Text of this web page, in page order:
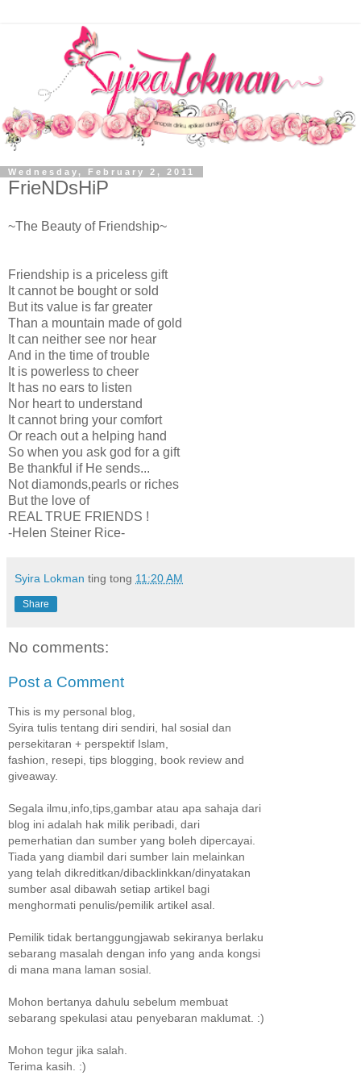
Wednesday, February 2, 2011
FrieNDsHiP
~The Beauty of Friendship~
Friendship is a priceless gift
It cannot be bought or sold
But its value is far greater
Than a mountain made of gold
It can neither see nor hear
And in the time of trouble
It is powerless to cheer
It has no ears to listen
Nor heart to understand
It cannot bring your comfort
Or reach out a helping hand
So when you ask god for a gift
Be thankful if He sends...
Not diamonds,pearls or riches
But the love of
REAL TRUE FRIENDS !
-Helen Steiner Rice-
Syira Lokman ting tong 11:20 AM
Share
No comments:
Post a Comment
This is my personal blog,
Syira tulis tentang diri sendiri, hal sosial dan
persekitaran + perspektif Islam,
fashion, resepi, tips blogging, book review and
giveaway.
Segala ilmu,info,tips,gambar atau apa sahaja dari
blog ini adalah hak milik peribadi, dari
pemerhatian dan sumber yang boleh dipercayai.
Tiada yang diambil dari sumber lain melainkan
yang telah dikreditkan/dibacklinkkan/dinyatakan
sumber asal dibawah setiap artikel bagi
menghormati penulis/pemilik artikel asal.
Pemilik tidak bertanggungjawab sekiranya berlaku
sebarang masalah dengan info yang anda kongsi
di mana mana laman sosial.
Mohon bertanya dahulu sebelum membuat
sebarang spekulasi atau penyebaran maklumat. :)
Mohon tegur jika salah.
Terima kasih. :)